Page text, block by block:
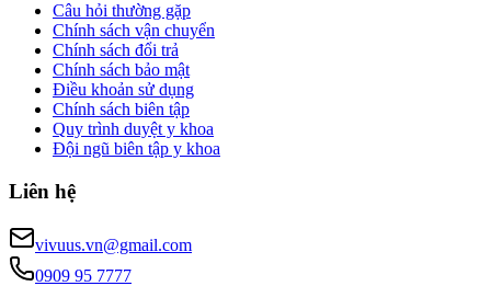
Câu hỏi thường gặp
Chính sách vận chuyển
Chính sách đổi trả
Chính sách bảo mật
Điều khoản sử dụng
Chính sách biên tập
Quy trình duyệt y khoa
Đội ngũ biên tập y khoa
Liên hệ
vivuus.vn@gmail.com
0909 95 7777